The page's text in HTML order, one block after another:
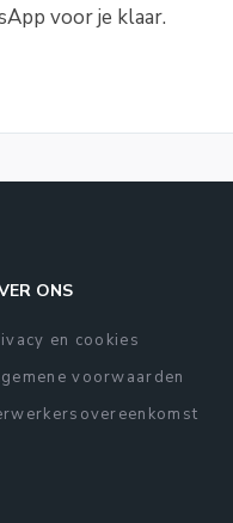
voor je klaar.
ONS
en cookies
voorwaarden